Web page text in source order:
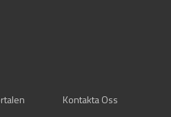
Kontakta Oss